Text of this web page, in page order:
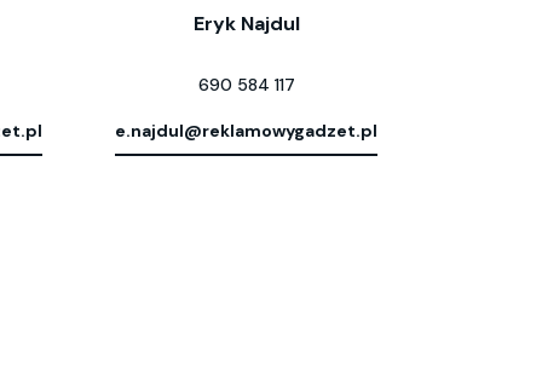
Eryk Najdul
690 584 117
e.najdul@reklamowygadzet.pl